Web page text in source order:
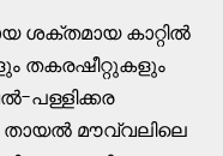
ശക്തമായ കാറ്റില്‍
തകരഷീറ്റുകളും
പള്ളിക്കര
തായല്‍ മൗവ്വലിലെ